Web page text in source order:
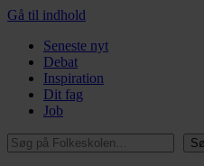
Gå til indhold
Seneste nyt
Debat
Inspiration
Dit fag
Job
Søg på Folkeskolen…